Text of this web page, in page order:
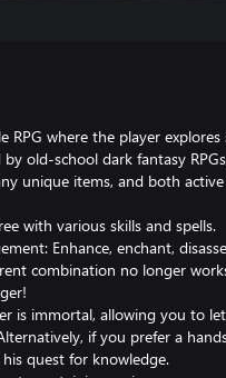
RPG where the player
by old-school dark fantasy
unique items, and both
with various skills and spells.
Enhance, enchant,
combination no longer
is immortal, allowing you to
if you prefer a
quest for knowledge.